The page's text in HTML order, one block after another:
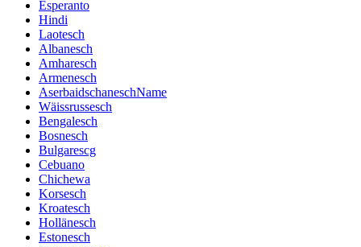
Esperanto
Hindi
Laotesch
Albanesch
Amharesch
Armenesch
AserbaidschaneschName
Wäissrussesch
Bengalesch
Bosnesch
Bulgarescg
Cebuano
Chichewa
Korsesch
Kroatesch
Hollänesch
Estonesch